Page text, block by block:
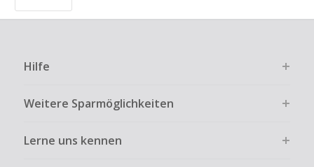
Hilfe
Weitere Sparmöglichkeiten
Lerne uns kennen